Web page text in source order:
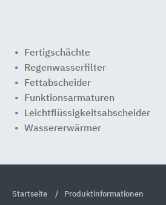
Fertigschächte
Regenwasserfilter
Fettabscheider
Funktionsarmaturen
Leichtflüssigkeitsabscheider
Wassererwärmer
Startseite Produktinformationen